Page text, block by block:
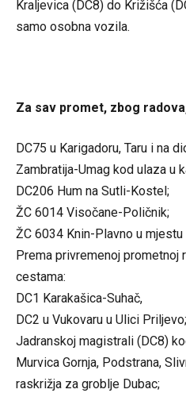
Kraljevica (DC8) do Križišća
samo osobna vozila.
Za sav promet, zbog
DC75 u Karigadoru, Taru i na
Zambratija-Umag kod ulaza u
DC206 Hum na Sutli-Kostel;
ŽC 6014 Visočane-Poličnik;
ŽC 6034 Knin-Plavno u
Prema privremenoj prometnoj
cestama:
DC1 Karakašica-Suhač,
DC2 u Vukovaru u Ulici Priljevo;
Jadranskoj magistrali (DC8)
Murvica Gornja, Podstrana,
raskrižja za groblje Dubac;